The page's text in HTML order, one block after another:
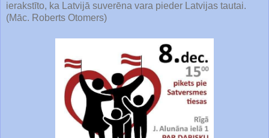
ierakstīto, ka Latvijā suverēna vara pieder Latvijas tautai.
(Māc. Roberts Otomers)